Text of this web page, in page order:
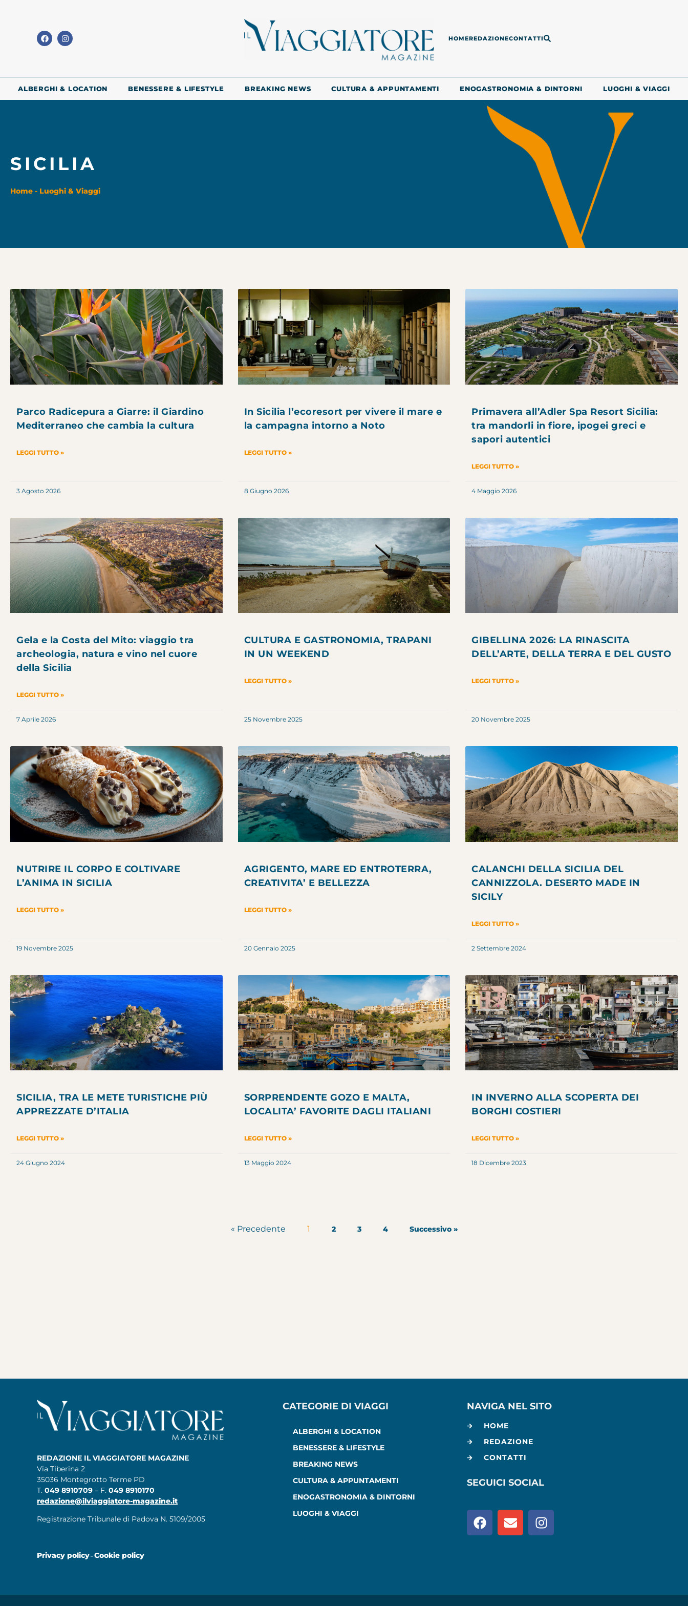
HOMEREDAZIONECONTATTI
ALBERGHI & LOCATION BENESSERE & LIFESTYLE BREAKING NEWS CULTURA & APPUNTAMENTI ENOGASTRONOMIA & DINTORNI LUOGHI & VIAGGI
SICILIA
Home - Luoghi & Viaggi
Parco Radicepura a Giarre: il Giardino
Mediterraneo che cambia la cultura
LEGGI TUTTO »
3 Agosto 2026
In Sicilia l’ecoresort per vivere il mare e
la campagna intorno a Noto
LEGGI TUTTO »
8 Giugno 2026
Primavera all’Adler Spa Resort Sicilia:
tra mandorli in fiore, ipogei greci e
sapori autentici
LEGGI TUTTO »
4 Maggio 2026
Gela e la Costa del Mito: viaggio tra
archeologia, natura e vino nel cuore
della Sicilia
LEGGI TUTTO »
7 Aprile 2026
CULTURA E GASTRONOMIA, TRAPANI
IN UN WEEKEND
LEGGI TUTTO »
25 Novembre 2025
GIBELLINA 2026: LA RINASCITA
DELL’ARTE, DELLA TERRA E DEL GUSTO
LEGGI TUTTO »
20 Novembre 2025
NUTRIRE IL CORPO E COLTIVARE
L’ANIMA IN SICILIA
LEGGI TUTTO »
19 Novembre 2025
AGRIGENTO, MARE ED ENTROTERRA,
CREATIVITA’ E BELLEZZA
LEGGI TUTTO »
20 Gennaio 2025
CALANCHI DELLA SICILIA DEL
CANNIZZOLA. DESERTO MADE IN
SICILY
LEGGI TUTTO »
2 Settembre 2024
SICILIA, TRA LE METE TURISTICHE PIÙ
APPREZZATE D’ITALIA
LEGGI TUTTO »
24 Giugno 2024
SORPRENDENTE GOZO E MALTA,
LOCALITA’ FAVORITE DAGLI ITALIANI
LEGGI TUTTO »
13 Maggio 2024
IN INVERNO ALLA SCOPERTA DEI
BORGHI COSTIERI
LEGGI TUTTO »
18 Dicembre 2023
« Precedente 1 2 3 4 Successivo »
REDAZIONE IL VIAGGIATORE MAGAZINE
Via Tiberina 2
35036 Montegrotto Terme PD
T. 049 8910709 – F. 049 8910170
redazione@ilviaggiatore-magazine.it
Registrazione Tribunale di Padova N. 5109/2005
Privacy policy–Cookie policy
CATEGORIE DI VIAGGI
ALBERGHI & LOCATION
BENESSERE & LIFESTYLE
BREAKING NEWS
CULTURA & APPUNTAMENTI
ENOGASTRONOMIA & DINTORNI
LUOGHI & VIAGGI
NAVIGA NEL SITO
HOME
REDAZIONE
CONTATTI
SEGUICI SOCIAL